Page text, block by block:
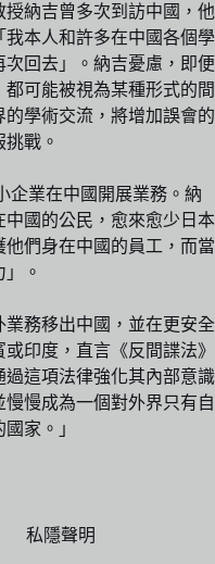
納吉曾多次到訪中國，他
本人和許多在中國各個學
回去」。納吉憂慮，即便
可能被視為某種形式的間
學術交流，將增加誤會的
戰。
企業在中國開展業務。納
國的公民，愈來愈少日本
們身在中國的員工，而當
。
務移出中國，並在更安全
印度，直言《反間諜法》
這項法律強化其內部意識
慢成為一個對外界只有自
家。」
私隱聲明